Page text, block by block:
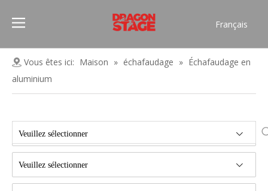
Français
Pусский
العربية
Vous êtes ici: Maison » échafaudage » Échafaudage en
aluminium
Veuillez sélectionner
Veuillez sélectionner